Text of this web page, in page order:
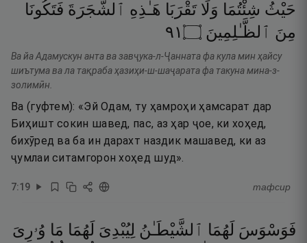
حَيْثُ شِئْتُمَا وَلَا تَقْرَبَا هَـٰذِهِ ٱلشَّجَرَةَ فَتَكُونَا
مِنَ ٱلظَّـٰلِمِينَ ۝١٩
Ва йа Адамускун анта ва завҷука-л-Ҷанната фа кула мин ҳайсу
шиътума ва ла тақраба ҳазиҳи-ш-шаҷарата фа такуна мина-з-
золимӣн.
Ва (гуфтем): «Эй Одам, ту ҳамроҳи ҳамсарат дар
Биҳишт сокин шавед, пас, аз ҳар ҷое, ки хоҳед,
бихӯред ва ба ин дарахт наздик машавед, ки аз
ҷумлаи ситамгорон хоҳед шуд».
7:19 тафсир
فَوَسْوَسَ لَهُمَا ٱلشَّيْطَـٰنُ لِيُبْدِىَ لَهُمَا مَا وُۥرِىَ